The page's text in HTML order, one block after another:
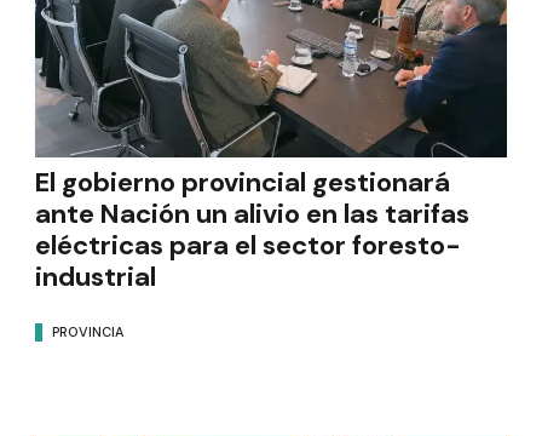
El gobierno provincial gestionará
ante Nación un alivio en las tarifas
eléctricas para el sector foresto-
industrial
PROVINCIA